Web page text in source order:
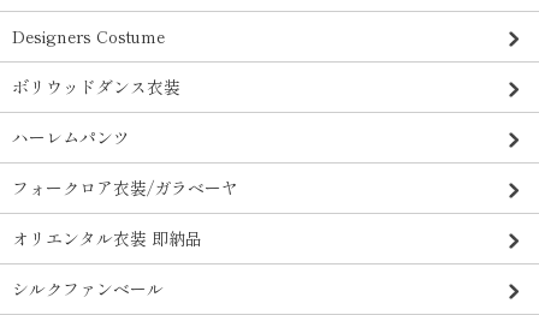
Designers Costume
ボリウッドダンス衣装
ハーレムパンツ
フォークロア衣装/ガラベーヤ
オリエンタル衣装 即納品
シルクファンベール